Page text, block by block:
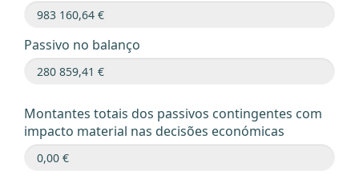
Passivo no balanço
Montantes totais dos passivos contingentes com
impacto material nas decisões económicas